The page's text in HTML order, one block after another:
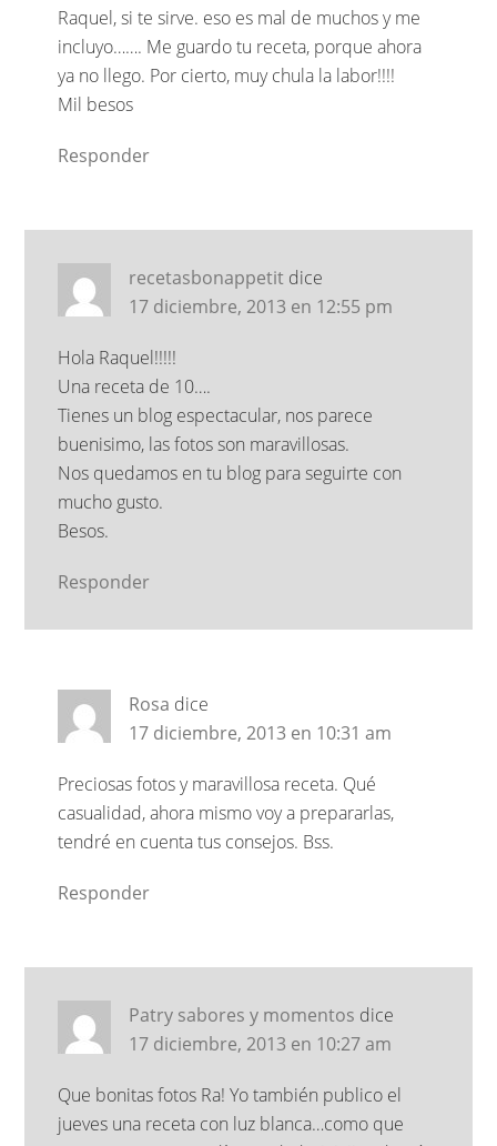
Raquel, si te sirve. eso es mal de muchos y me
incluyo……. Me guardo tu receta, porque ahora
ya no llego. Por cierto, muy chula la labor!!!!
Mil besos
Responder
recetasbonappetit dice
17 diciembre, 2013 en 12:55 pm
Hola Raquel!!!!!
Una receta de 10….
Tienes un blog espectacular, nos parece
buenisimo, las fotos son maravillosas.
Nos quedamos en tu blog para seguirte con
mucho gusto.
Besos.
Responder
Rosa dice
17 diciembre, 2013 en 10:31 am
Preciosas fotos y maravillosa receta. Qué
casualidad, ahora mismo voy a prepararlas,
tendré en cuenta tus consejos. Bss.
Responder
Patry sabores y momentos dice
17 diciembre, 2013 en 10:27 am
Que bonitas fotos Ra! Yo también publico el
jueves una receta con luz blanca…como que